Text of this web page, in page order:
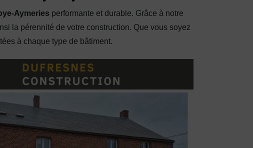
Aymeries performante et durable. Grâce à notre
la pérennité de votre construction. Que vous soyez
à chaque type de bâtiment.